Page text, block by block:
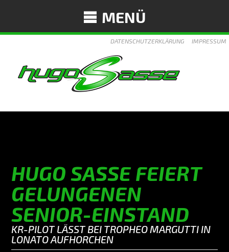
MENÜ
DATENSCHUTZERKLÄRUNG IMPRESSUM
HUGO SASSE FEIERT
GELUNGENEN
SENIOR-EINSTAND
KR-PILOT LÄSST BEI TROPHEO MARGUTTI IN
LONATO AUFHORCHEN